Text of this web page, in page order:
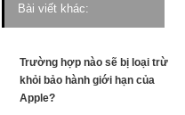
Bài viết khác:
Trường hợp nào sẽ bị loại trừ
khỏi bảo hành giới hạn của
Apple?